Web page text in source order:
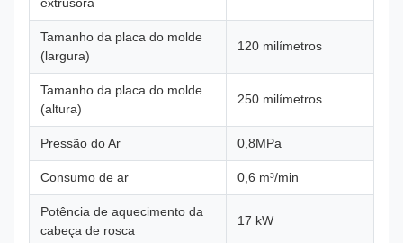
Tamanho da placa do molde
(largura)
120 milímetros
Tamanho da placa do molde
(altura)
250 milímetros
Pressão do Ar 0,8MPa
Consumo de ar 0,6 m³/min
Potência de aquecimento da
cabeça de rosca
17 kW